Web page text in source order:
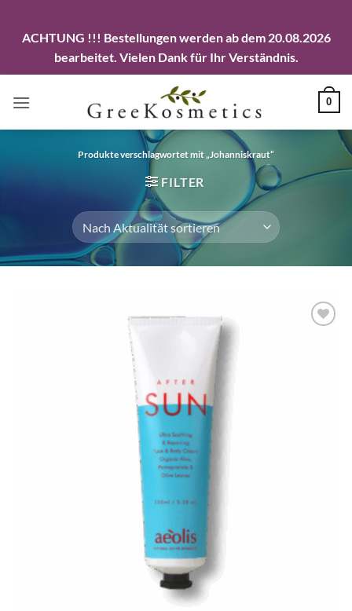
ACHTUNG !!! Bestellungen werden ab dem 20.08.2026
bearbeitet. Vielen Dank für Ihr Verständnis.
Inhalt
0
Produkte verschlagwortet mit „Johanniskraut“
FILTER